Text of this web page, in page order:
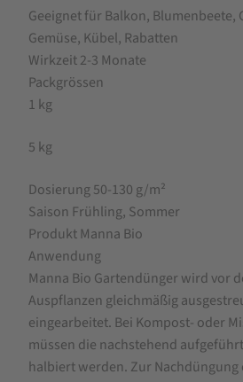
Geeignet für Balkon, Blumenbeete,
Gemüse, Kübel, Rabatten
Wirkzeit 2-3 Monate
Packgrössen
1 kg
5 kg
Dosierung 50-130 g/m²
Saison Frühling, Sommer
Produkt Manna Bio
Anwendung
Manna Bio Gartendünger wird vor
Auspflanzen gleichmäßig
eingearbeitet. Bei Kompost- oder
müssen die nachstehend
halbiert werden. Zur Nachdüngung